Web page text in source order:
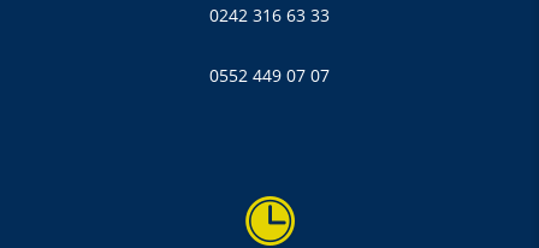
0242 316 63 33
0552 449 07 07